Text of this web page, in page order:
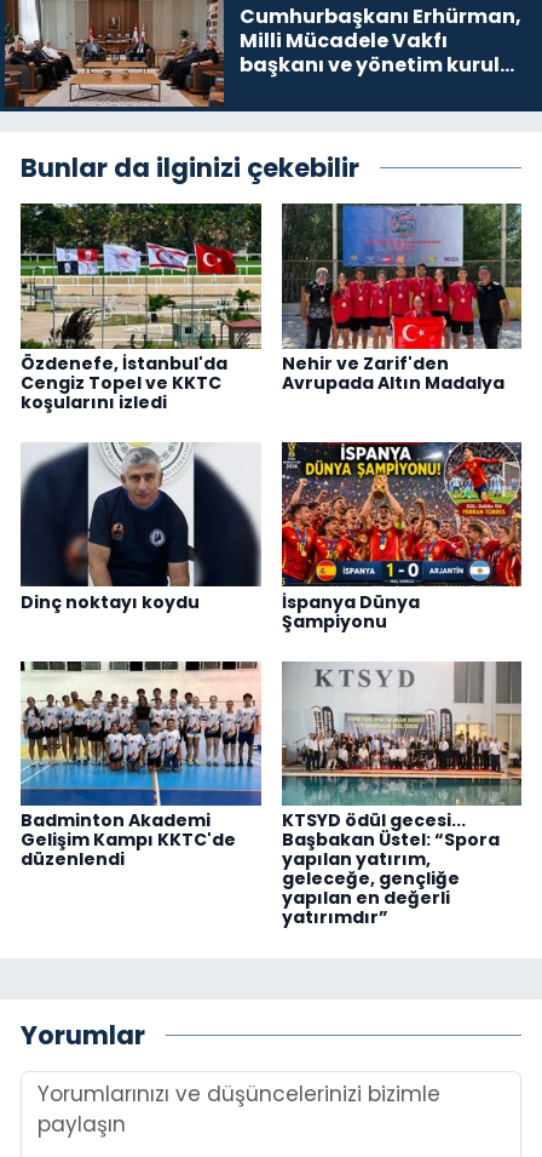
Cumhurbaşkanı Erhürman,
Milli Mücadele Vakfı
başkanı ve yönetim kurulu
Bunlar da ilginizi çekebilir
Özdenefe, İstanbul'da
Cengiz Topel ve KKTC
koşularını izledi
Nehir ve Zarif'den
Avrupada Altın Madalya
Dinç noktayı koydu
İspanya Dünya
Şampiyonu
Badminton Akademi
Gelişim Kampı KKTC'de
düzenlendi
KTSYD ödül gecesi...
Başbakan Üstel: “Spora
yapılan yatırım,
geleceğe, gençliğe
yapılan en değerli
yatırımdır”
Yorumlar